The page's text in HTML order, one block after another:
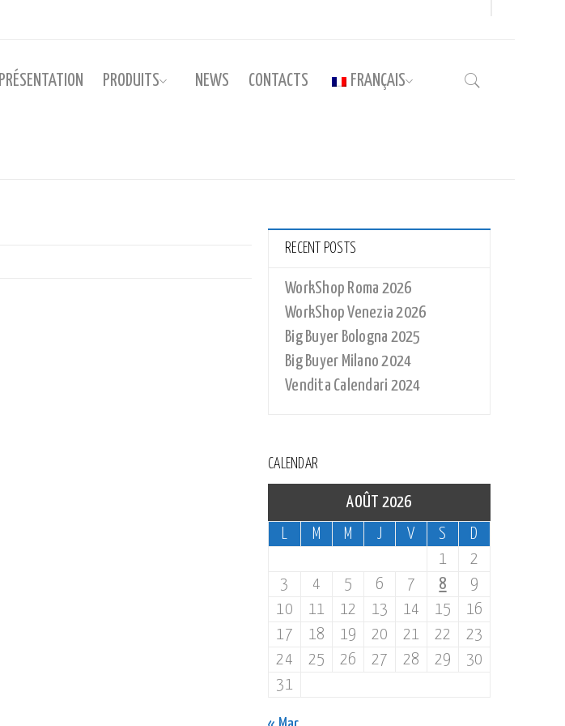
PRÉSENTATION PRODUITS NEWS CONTACTS FRANÇAIS
RECENT POSTS
WorkShop Roma 2026
WorkShop Venezia 2026
Big Buyer Bologna 2025
Big Buyer Milano 2024
Vendita Calendari 2024
CALENDAR
AOÛT 2026
L
M M J V S
D
1
2
3
4 5 6 7 8
9
10
11 12 13 14 15
16
17
18 19 20 21 22
23
24
25 26 27 28 29
30
31